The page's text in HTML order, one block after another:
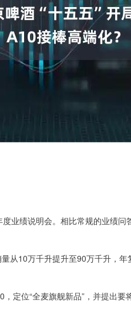
业绩说明会。相比常规的业绩
从10万千升提升至90万千升，
定位“全麦旗舰新品”，并提出